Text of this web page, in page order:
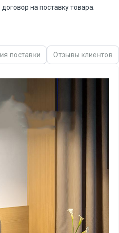
на поставку товара.
поставки Отзывы клиентов